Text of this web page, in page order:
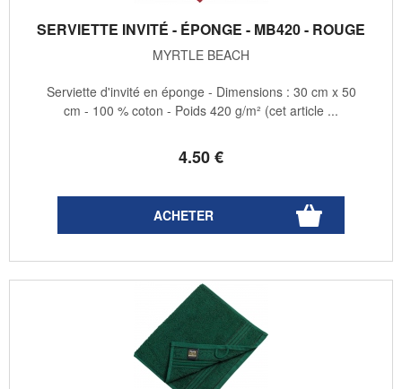
SERVIETTE INVITÉ - ÉPONGE - MB420 - ROUGE
MYRTLE BEACH
4.50€
Serviette d'invité en éponge - Dimensions : 30 cm x 50
cm - 100 % coton - Poids 420 g/m² (cet article ...